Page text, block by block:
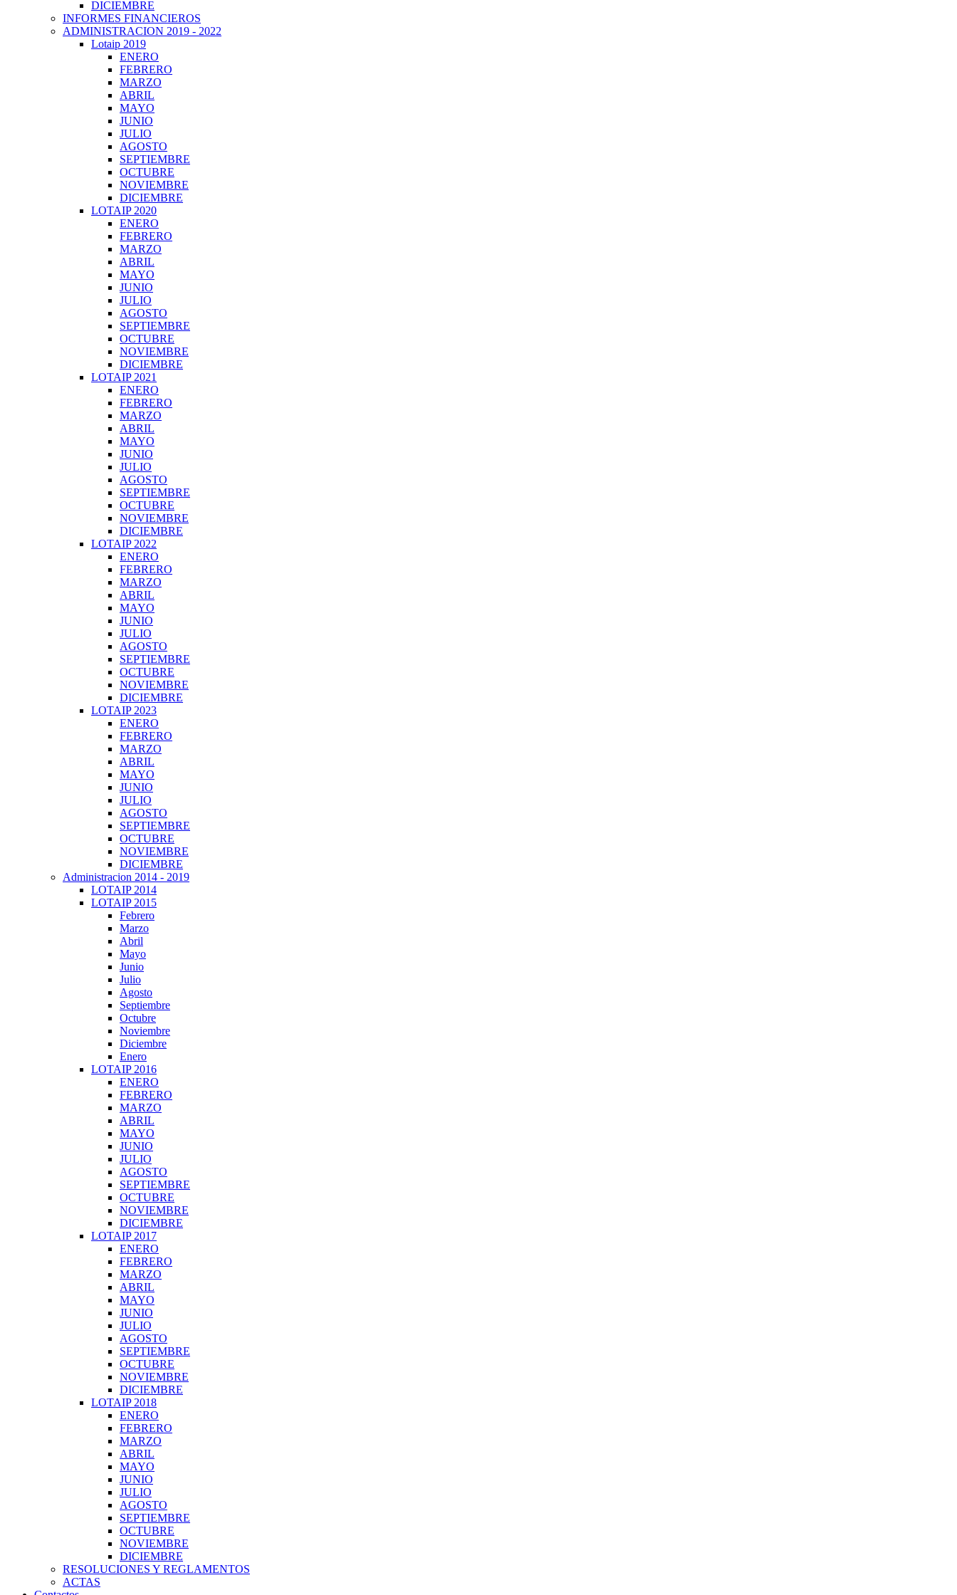
DICIEMBRE
INFORMES FINANCIEROS
ADMINISTRACION 2019 - 2022
Lotaip 2019
ENERO
FEBRERO
MARZO
ABRIL
MAYO
JUNIO
JULIO
AGOSTO
SEPTIEMBRE
OCTUBRE
NOVIEMBRE
DICIEMBRE
LOTAIP 2020
ENERO
FEBRERO
MARZO
ABRIL
MAYO
JUNIO
JULIO
AGOSTO
SEPTIEMBRE
OCTUBRE
NOVIEMBRE
DICIEMBRE
LOTAIP 2021
ENERO
FEBRERO
MARZO
ABRIL
MAYO
JUNIO
JULIO
AGOSTO
SEPTIEMBRE
OCTUBRE
NOVIEMBRE
DICIEMBRE
LOTAIP 2022
ENERO
FEBRERO
MARZO
ABRIL
MAYO
JUNIO
JULIO
AGOSTO
SEPTIEMBRE
OCTUBRE
NOVIEMBRE
DICIEMBRE
LOTAIP 2023
ENERO
FEBRERO
MARZO
ABRIL
MAYO
JUNIO
JULIO
AGOSTO
SEPTIEMBRE
OCTUBRE
NOVIEMBRE
DICIEMBRE
Administracion 2014 - 2019
LOTAIP 2014
LOTAIP 2015
Febrero
Marzo
Abril
Mayo
Junio
Julio
Agosto
Septiembre
Octubre
Noviembre
Diciembre
Enero
LOTAIP 2016
ENERO
FEBRERO
MARZO
ABRIL
MAYO
JUNIO
JULIO
AGOSTO
SEPTIEMBRE
OCTUBRE
NOVIEMBRE
DICIEMBRE
LOTAIP 2017
ENERO
FEBRERO
MARZO
ABRIL
MAYO
JUNIO
JULIO
AGOSTO
SEPTIEMBRE
OCTUBRE
NOVIEMBRE
DICIEMBRE
LOTAIP 2018
ENERO
FEBRERO
MARZO
ABRIL
MAYO
JUNIO
JULIO
AGOSTO
SEPTIEMBRE
OCTUBRE
NOVIEMBRE
DICIEMBRE
RESOLUCIONES Y REGLAMENTOS
ACTAS